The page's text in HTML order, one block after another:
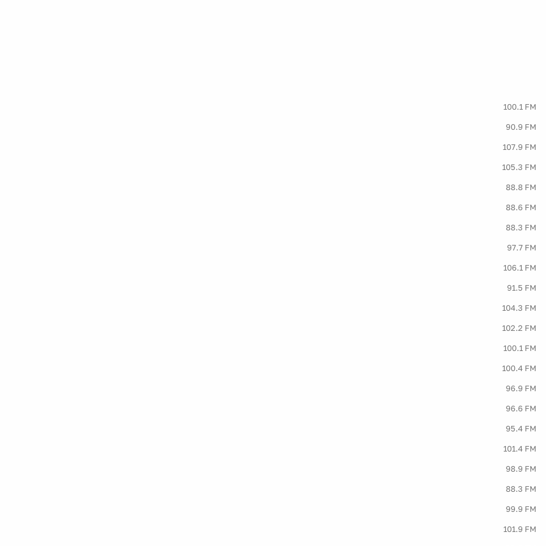
100.1 FM
90.9 FM
107.9 FM
105.3 FM
88.8 FM
88.6 FM
88.3 FM
97.7 FM
106.1 FM
91.5 FM
104.3 FM
102.2 FM
100.1 FM
100.4 FM
96.9 FM
96.6 FM
95.4 FM
101.4 FM
98.9 FM
88.3 FM
99.9 FM
101.9 FM